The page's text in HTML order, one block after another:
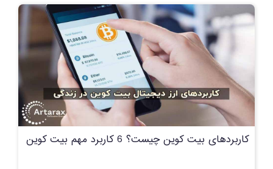
کاربردهای بیت کوین چیست؟ 6 کاربرد مهم بیت کوین